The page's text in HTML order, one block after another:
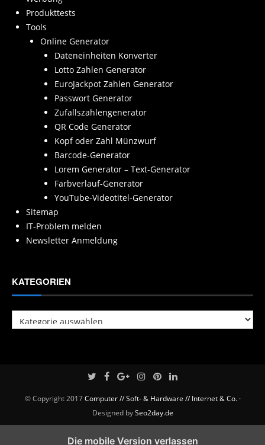
Produkttests
Tools
Online Generator
Dateneinheiten Konverter
Lotto Zahlen Generator
EuroJackpot Zahlen Generator
Passwort Generator
Zufallszahlengenerator
QR Code Generator
Kopf oder Zahl Münzwurf
Barcode-Generator
Lorem Generator – Text-Generator
Farbverlauf-Generator
YouTube-Videotitel-Generator
Sitemap
IT-Problem melden
Newsletter Anmeldung
KATEGORIEN
Kategorien
© Copyright 2017Computer // Soft- & Hardware // Internet & Co.·
Designed bySeo2day.de
Die mobile Version verlassen